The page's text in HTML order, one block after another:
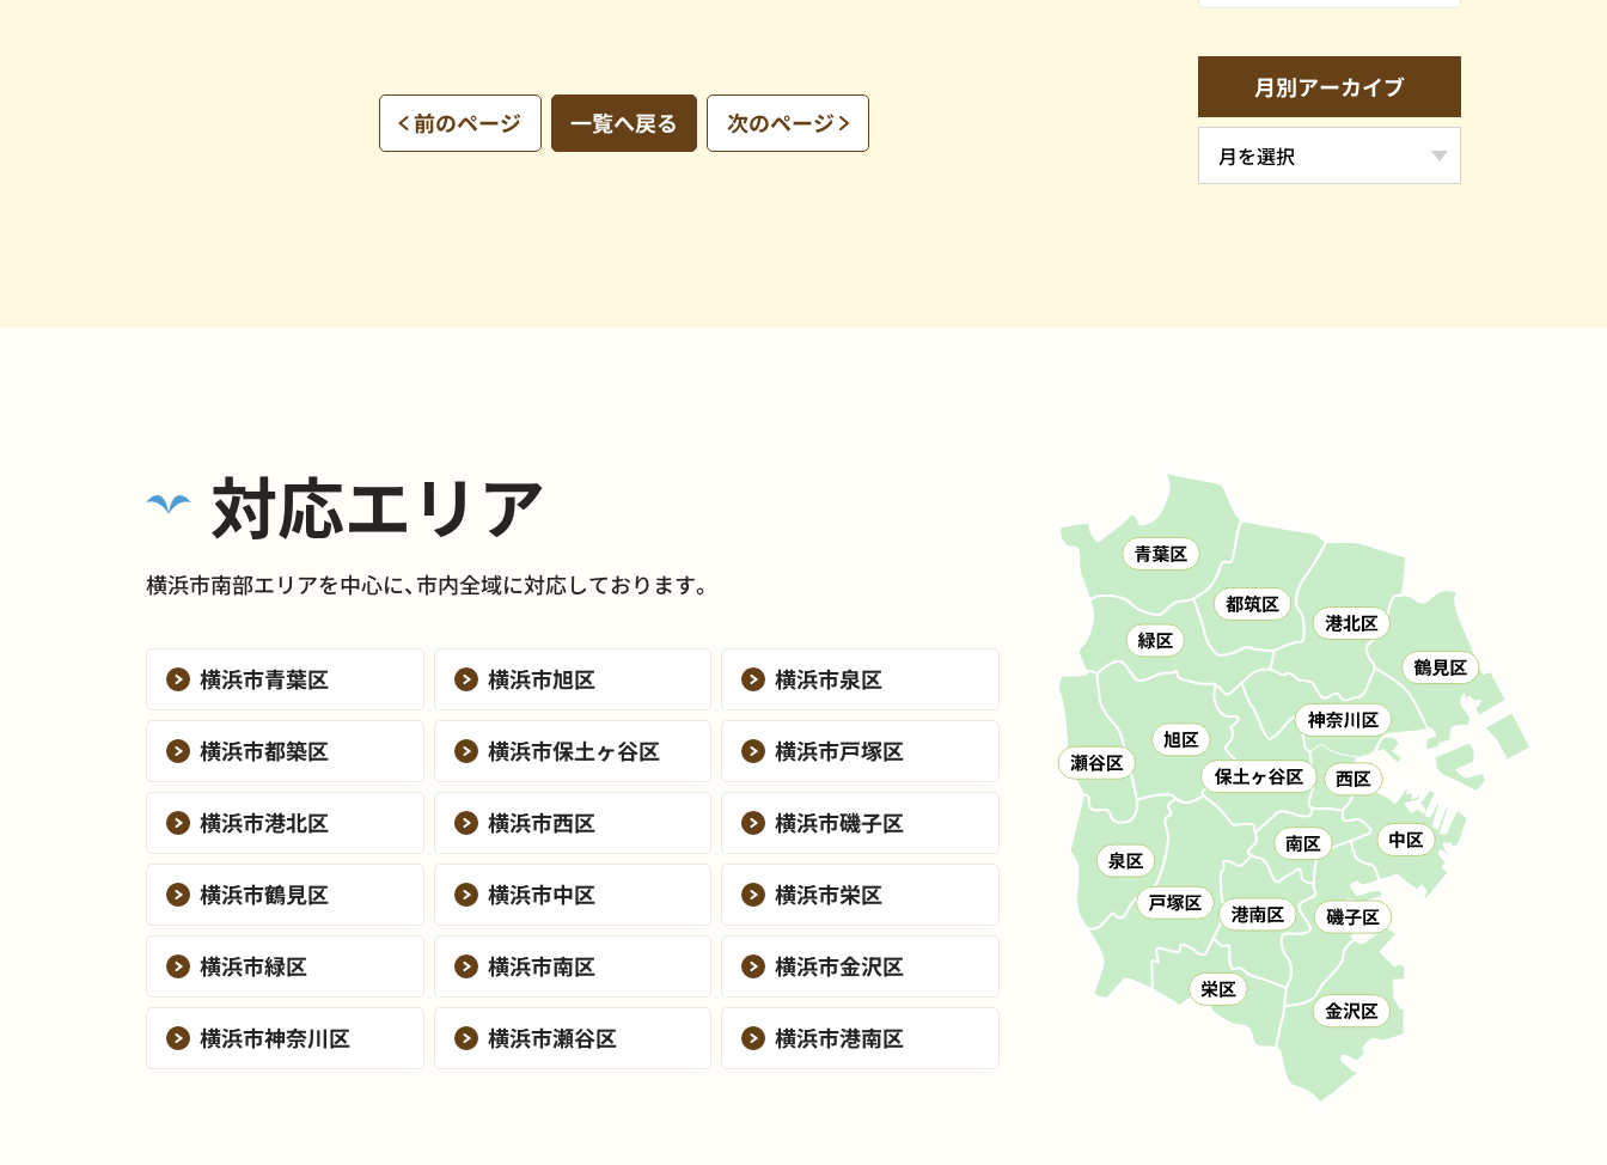
前のページ 一覧へ戻る 次のページ
月別アーカイブ
対応エリア
横浜市南部エリアを中心に、市内全域に対応しております。
横浜市青葉区 横浜市旭区 横浜市泉区
横浜市都築区 横浜市保土ヶ谷区 横浜市戸塚区
横浜市港北区 横浜市西区 横浜市磯子区
横浜市鶴見区 横浜市中区 横浜市栄区
横浜市緑区 横浜市南区 横浜市金沢区
横浜市神奈川区 横浜市瀬谷区 横浜市港南区